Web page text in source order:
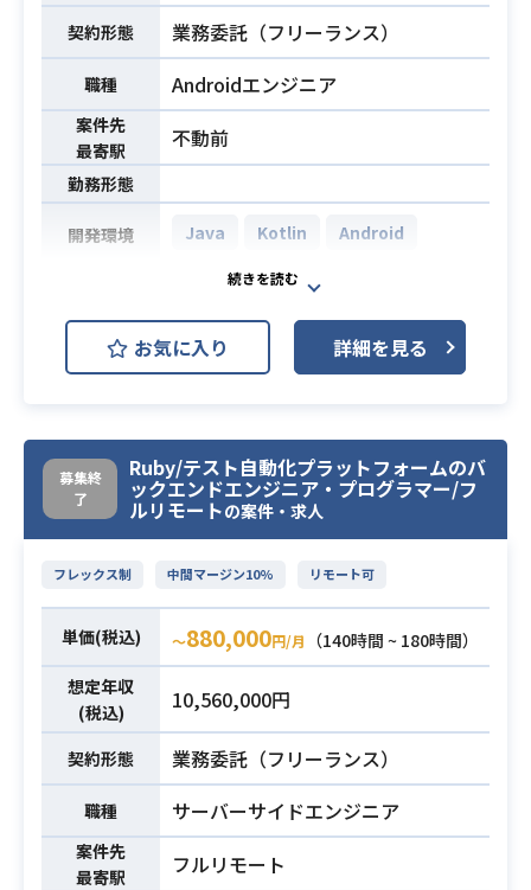
契約形態 業務委託（フリーランス）
職種 Androidエンジニア
案件先
最寄駅
不動前
勤務形態
開発環境 Java Kotlin Android
業務内容
視聴者がインタラクティブに視点切
り替え操作できる動画配信のAndroid
のネイティブアプリケーションの開
発をお手伝いいただきます。
必須スキル
- JavaまたはKotlinでのネイティブア
プリの開発経験
- Android Architecture Components
を理解している
きる
お気に入り 詳細を見る
募集終
了
Ruby/テスト自動化プラットフォームのバ
ックエンドエンジニア・プログラマー/フ
ルリモートの案件・求人
フレックス制 中間マージン10% リモート可
単価(税込) 〜880,000円/月
（140時間 ~ 180時間）
想定年収
(税込)
10,560,000円
契約形態 業務委託（フリーランス）
職種 サーバーサイドエンジニア
案件先
最寄駅
フルリモート